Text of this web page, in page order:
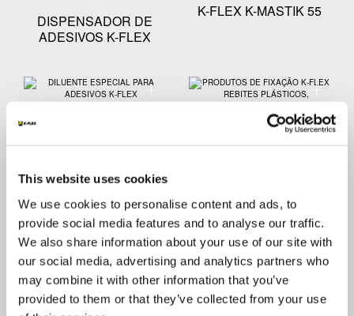
This website uses cookies
We use cookies to personalise content and ads, to
provide social media features and to analyse our traffic.
We also share information about your use of our site with
our social media, advertising and analytics partners who
may combine it with other information that you’ve
provided to them or that they’ve collected from your use
DISPENSADOR DE
ADESIVOS K-FLEX
K-FLEX K-MASTIK 55
DILUENTE ESPECIAL
Especificação técnica - DILUENTE ESPECIAL PARA
PRODUTOS DE
FIXAÇÃO K-FLEX
FIX
ACOPLAMENTO
RÁPIDO K-FLEX TWIN
Especificação técnica - ACOPLAMENTO RÁPIDO K-
SUPORTE DE TUBO
OVAL K-FLEX TWIN